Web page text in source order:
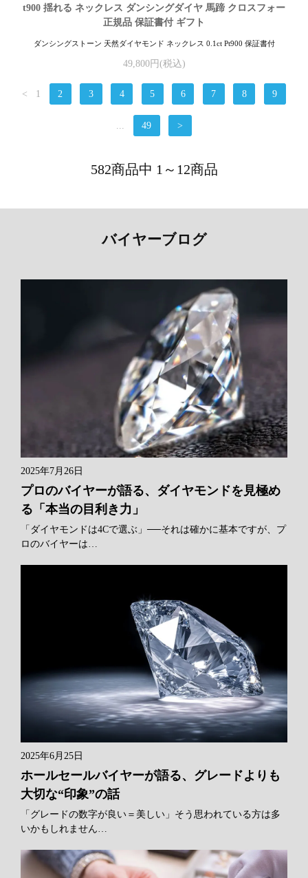
t900 揺れる ネックレス ダンシングダイヤ 馬蹄 クロスフォー
正規品 保証書付 ギフト
ダンシングストーン 天然ダイヤモンド ネックレス 0.1ct Pt900 保証書付
49,800円(税込)
< 1 2 3 4 5 6 7 8 9
... 49 >
582商品中 1～12商品
バイヤーブログ
2025年7月26日
プロのバイヤーが語る、ダイヤモンドを見極め
る「本当の目利き力」
「ダイヤモンドは4Cで選ぶ」──それは確かに基本ですが、プ
ロのバイヤーは…
2025年6月25日
ホールセールバイヤーが語る、グレードよりも
大切な“印象”の話
「グレードの数字が良い＝美しい」そう思われている方は多
いかもしれません…